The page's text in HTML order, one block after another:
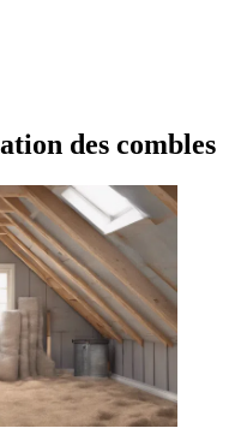
des combles